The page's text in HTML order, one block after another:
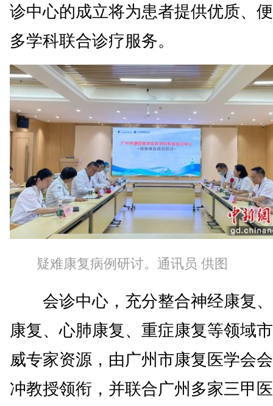
诊中心的成立将为患者提供优质、
多学科联合诊疗服务。
疑难康复病例研讨。通讯员 供图
会诊中心，充分整合神经康复
康复、心肺康复、重症康复等领域
威专家资源，由广州市康复医学会
冲教授领衔，并联合广州多家三甲